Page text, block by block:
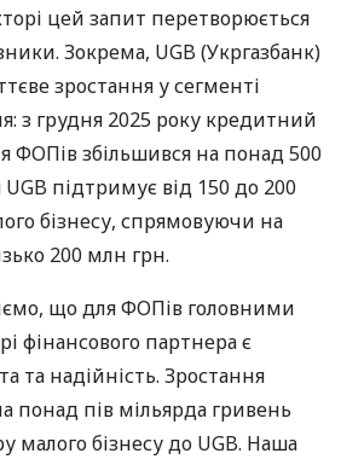
цей запит перетворюється
Зокрема, UGB (Укргазбанк)
зростання у сегменті
з грудня 2025 року кредитний
ФОПів збільшився на понад 500
підтримує від 150 до 200
бізнесу, спрямовуючи на
200 млн грн.
що для ФОПів головними
фінансового партнера є
та надійність. Зростання
понад пів мільярда гривень
малого бізнесу до UGB. Наша